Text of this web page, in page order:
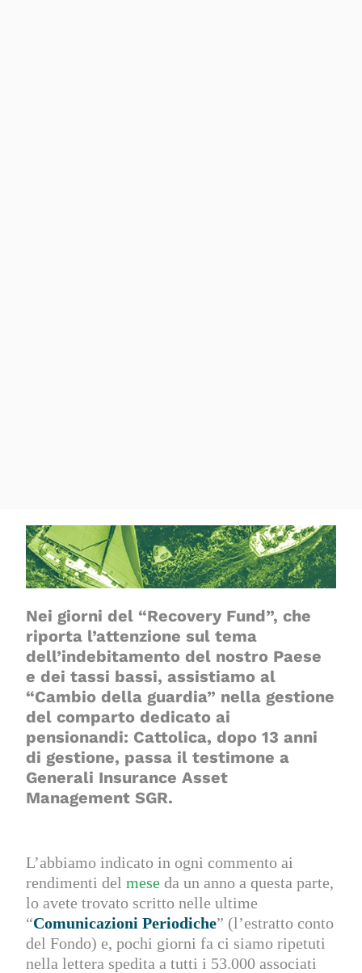
Nei giorni del “Recovery Fund”, che
riporta l’attenzione sul tema
dell’indebitamento del nostro Paese
e dei tassi bassi, assistiamo al
“Cambio della guardia” nella gestione
del comparto dedicato ai
pensionandi: Cattolica, dopo 13 anni
di gestione, passa il testimone a
Generali Insurance Asset
Management SGR.
L’abbiamo indicato in ogni commento ai
rendimenti delmese da un anno a questa parte,
lo avete trovato scritto nelle ultime
“Comunicazioni Periodiche” (l’estratto conto
del Fondo) e, pochi giorni fa ci siamo ripetuti
nella lettera spedita a tutti i 53.000 associati